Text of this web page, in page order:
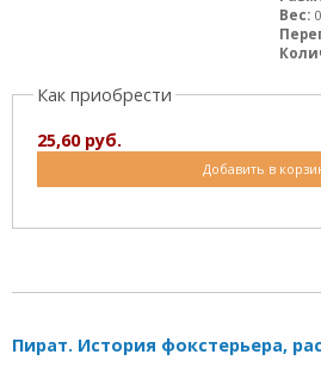
Вес:
Как приобрести
25,60 руб.
Добавить в
Пират. История фокстерьера,